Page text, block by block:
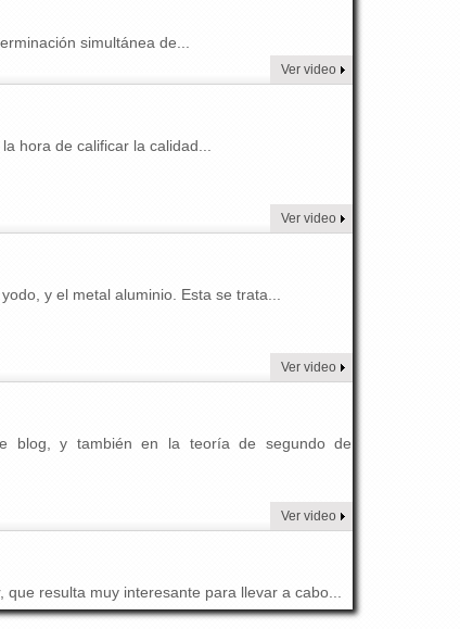
simultánea de...
Ver video
hora de calificar la calidad...
Ver video
y el metal aluminio. Esta se trata...
Ver video
blog, y también en la teoría de segundo de
Ver video
resulta muy interesante para llevar a cabo...